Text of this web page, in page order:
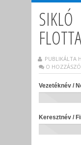
SIKLÓ
PUBLIKÁLTA
O
Vezetéknév /
Keresztnév /